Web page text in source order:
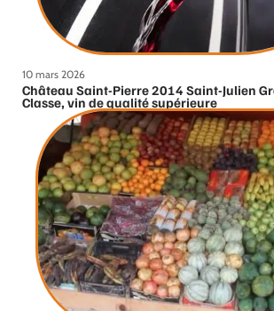
10 mars 2026
Château Saint-Pierre 2014 Saint-Julien
Classe, vin de qualité supérieure